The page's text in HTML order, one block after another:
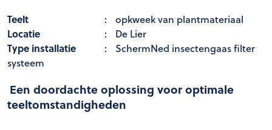
Teelt
:
opkweek van plantmateriaal
Locatie
:
De Lier
Type installatie
:
SchermNed insectengaas filter
systeem
Een doordachte oplossing voor optimale
teeltomstandigheden